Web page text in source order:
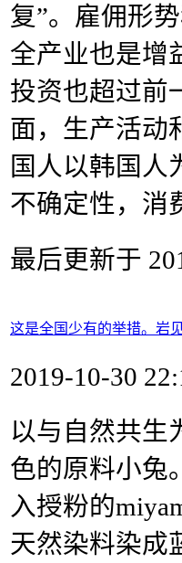
复”。雇佣形
全产业也是增
投资也超过前
面，生产活动
国人以韩国人
不确定性，消
最后更新于
这是全国少有的举措。岩
2019-10-30
以与自然共生
色的原料小兔
入授粉的
天然染料染成